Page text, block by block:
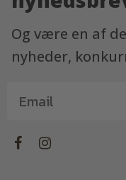
Og være en af
nyheder,